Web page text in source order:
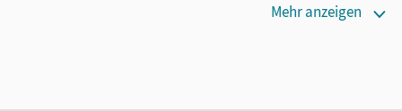
Mehr anzeigen